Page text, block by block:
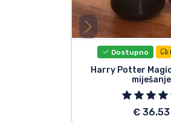
Dostupno
Harry Potter
miješanje
€ 36.53